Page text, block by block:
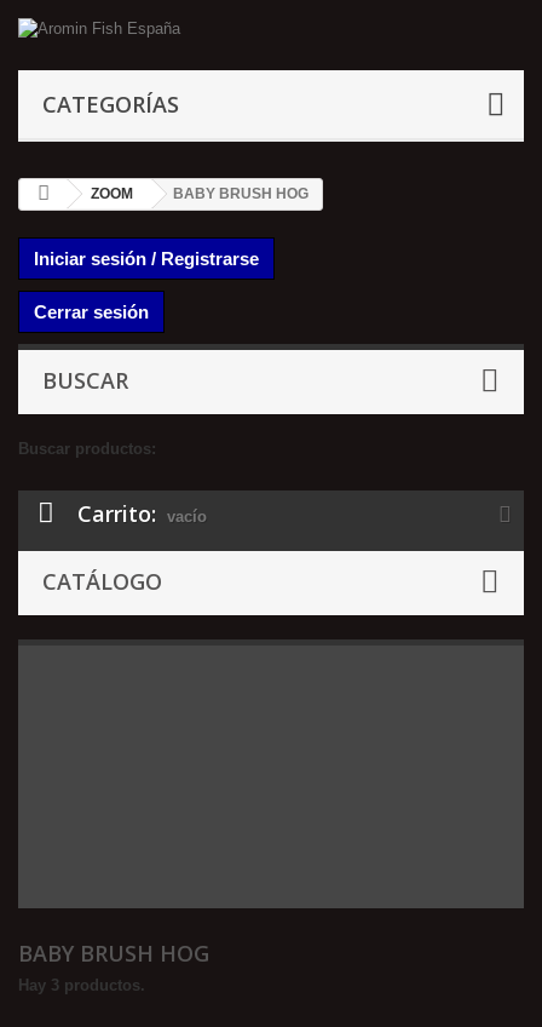
CATEGORÍAS
ZOOM BABY BRUSH HOG
Iniciar sesión / Registrarse
Cerrar sesión
BUSCAR
Buscar productos:
Carrito: vacío
CATÁLOGO
BABY BRUSH HOG
Hay 3 productos.